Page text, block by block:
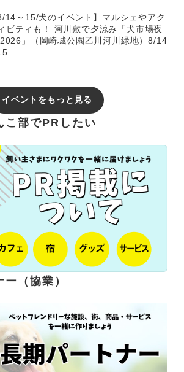
8/14～15/犬のイベント】マルシェやアク
ビティも！ 河川敷で夕涼み「犬市場夜
」（岡崎城公園乙川河川緑地）8/14
イベントをもっと見る
こ部でPRしたい
（協業）